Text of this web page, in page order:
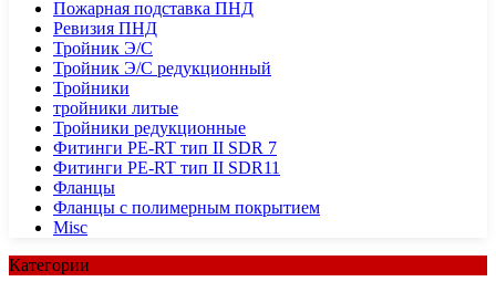
Пожарная подставка ПНД
Ревизия ПНД
Тройник Э/С
Тройник Э/С редукционный
Тройники
тройники литые
Тройники редукционные
Фитинги PE-RT тип II SDR 7
Фитинги PE-RT тип II SDR11
Фланцы
Фланцы с полимерным покрытием
Misc
Категории